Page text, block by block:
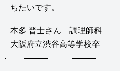
ちたいです。
本多 晋士さん 調理師科
大阪府立渋谷高等学校卒